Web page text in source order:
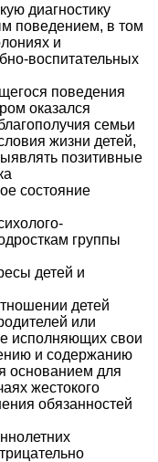
диагностику
поведением, в том
и
воспитательных
поведения
оказался
семьи
жизни детей,
позитивные
состояние
группы
детей и
детей
или
исполняющих свои
и содержанию
основанием для
жестокого
обязанностей